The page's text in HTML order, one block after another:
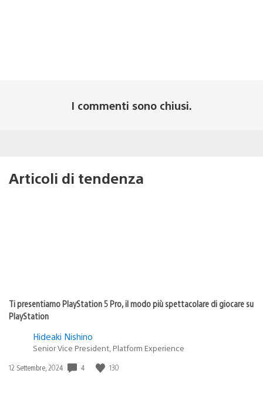
I commenti sono chiusi.
Articoli di tendenza
Ti presentiamo PlayStation 5 Pro, il modo più spettacolare di giocare su
PlayStation
Hideaki Nishino
Senior Vice President, Platform Experience
Data
12 Settembre, 2024 4 130